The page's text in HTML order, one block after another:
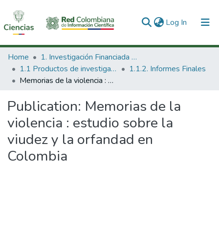
Log In (current)
Communities & Collections
All of DSpace
Home
1. Investigación Financiada con Recursos Públicos
1.1 Productos de investigación
1.1.2. Informes Finales
Memorias de la violencia : estudio sobre la viudez y la orfandad en Colombia
Publication: Memorias de la
violencia : estudio sobre la
viudez y la orfandad en
Colombia